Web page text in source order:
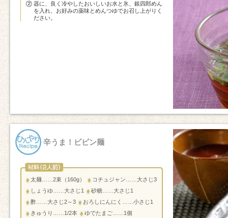
器に、良く冷やしたおいしいお水と氷、銀四郎めん
を入れ、お好みの薬味とめんつゆでお召し上がりく
ださい。
辛うま！ビビン麺
太麺……2束（160g）
コチュジャン……大さじ3
しょうゆ……大さじ1
砂糖……大さじ1
酢……大さじ2～3
おろしにんにく……小さじ1
きゅうり……1/2本
ゆでたまご……1個